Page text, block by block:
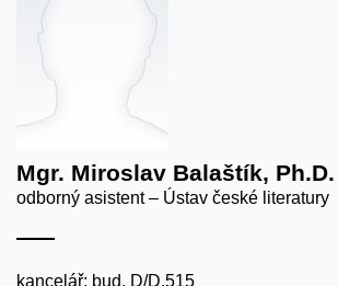
Mgr. Miroslav Balaštík, Ph.D.
odborný asistent – Ústav české literatury
kancelář: bud. D/D.515